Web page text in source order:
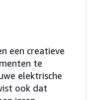
een creatieve
te
elektrische
ook dat